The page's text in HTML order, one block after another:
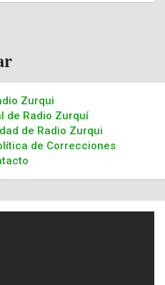
Zurqui
de Radio Zurquí
de Radio Zurqui
de Correcciones